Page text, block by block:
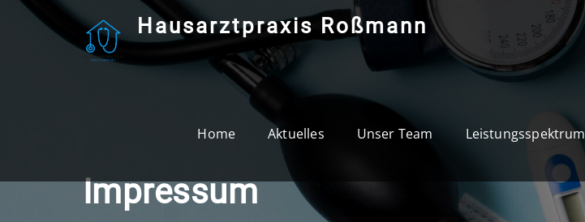
Skip
Hausarztpraxis Roßmann
Home Aktuelles Unser Team Leistungsspektrum
Impressum